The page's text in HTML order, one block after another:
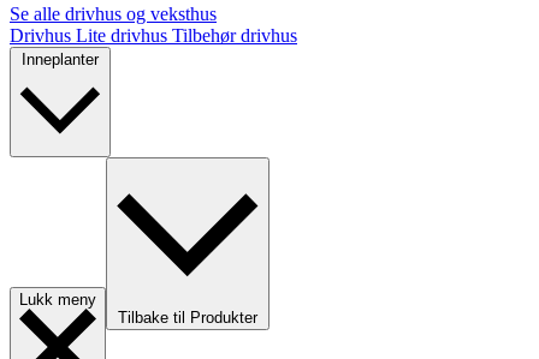
Se alle drivhus og veksthus
Drivhus Lite drivhus Tilbehør drivhus
Inneplanter
Lukk meny
Tilbake til Produkter